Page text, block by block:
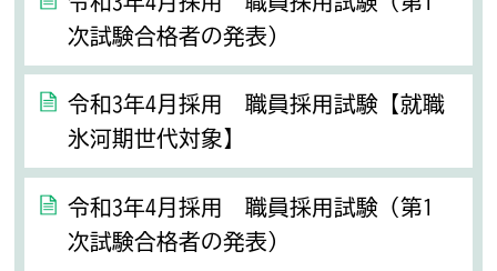
次試験合格者の発表）
令和3年4月採用 職員採用試験【就職
氷河期世代対象】
令和3年4月採用 職員採用試験（第1
次試験合格者の発表）